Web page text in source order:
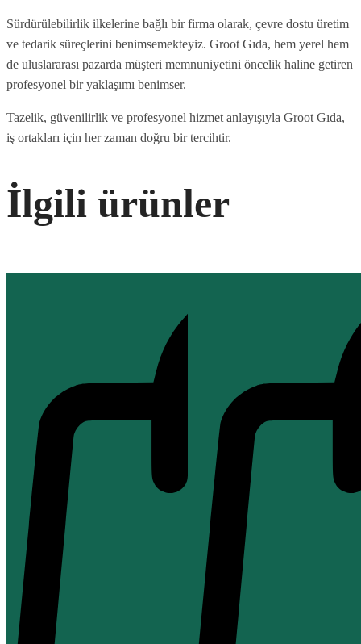
Sürdürülebilirlik ilkelerine bağlı bir firma olarak, çevre dostu üretim
ve tedarik süreçlerini benimsemekteyiz. Groot Gıda, hem yerel hem
de uluslararası pazarda müşteri memnuniyetini öncelik haline getiren
profesyonel bir yaklaşımı benimser.
Tazelik, güvenilirlik ve profesyonel hizmet anlayışıyla Groot Gıda,
iş ortakları için her zaman doğru bir tercihtir.
İlgili ürünler